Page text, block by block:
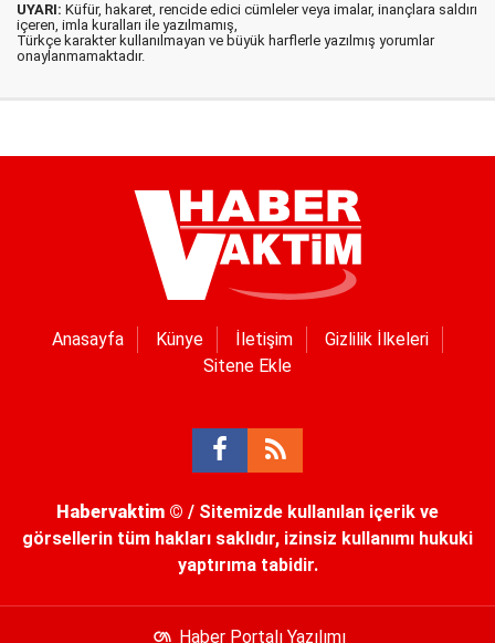
UYARI: Küfür, hakaret, rencide edici cümleler veya imalar, inançlara saldırı
içeren, imla kuralları ile yazılmamış,
Türkçe karakter kullanılmayan ve büyük harflerle yazılmış yorumlar
onaylanmamaktadır.
Anasayfa Künye İletişim
Gizlilik İlkeleri
Sitene Ekle
Habervaktim © / Sitemizde kullanılan içerik ve
görsellerin tüm hakları saklıdır, izinsiz kullanımı hukuki
yaptırıma tabidir.
Haber Portalı Yazılımı